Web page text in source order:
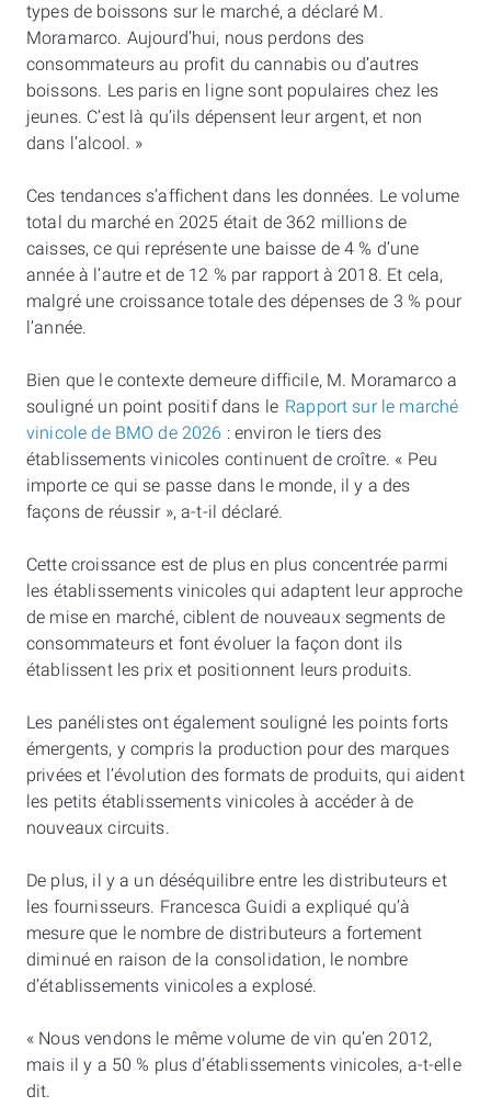
types de boissons sur le marché, a déclaré M.
Moramarco. Aujourd’hui, nous perdons des
consommateurs au profit du cannabis ou d’autres
boissons. Les paris en ligne sont populaires chez les
jeunes. C’est là qu’ils dépensent leur argent, et non
dans l’alcool. »
Ces tendances s’affichent dans les données. Le volume
total du marché en 2025 était de 362 millions de
caisses, ce qui représente une baisse de 4 % d’une
année à l’autre et de 12 % par rapport à 2018. Et cela,
malgré une croissance totale des dépenses de 3 % pour
l’année.
Bien que le contexte demeure difficile, M. Moramarco a
souligné un point positif dans le Rapport sur le marché
vinicole de BMO de 2026 : environ le tiers des
établissements vinicoles continuent de croître. « Peu
importe ce qui se passe dans le monde, il y a des
façons de réussir », a-t-il déclaré.
Cette croissance est de plus en plus concentrée parmi
les établissements vinicoles qui adaptent leur approche
de mise en marché, ciblent de nouveaux segments de
consommateurs et font évoluer la façon dont ils
établissent les prix et positionnent leurs produits.
Les panélistes ont également souligné les points forts
émergents, y compris la production pour des marques
privées et l’évolution des formats de produits, qui aident
les petits établissements vinicoles à accéder à de
nouveaux circuits.
De plus, il y a un déséquilibre entre les distributeurs et
les fournisseurs. Francesca Guidi a expliqué qu’à
mesure que le nombre de distributeurs a fortement
diminué en raison de la consolidation, le nombre
d’établissements vinicoles a explosé.
« Nous vendons le même volume de vin qu’en 2012,
mais il y a 50 % plus d’établissements vinicoles, a-t-elle
dit.